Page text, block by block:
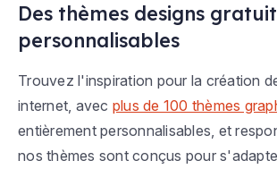
Des thèmes designs
personnalisables
Trouvez l'inspiration pour la création
internet, avec plus de 100 thèmes
entièrement personnalisables, et
nos thèmes sont conçus pour